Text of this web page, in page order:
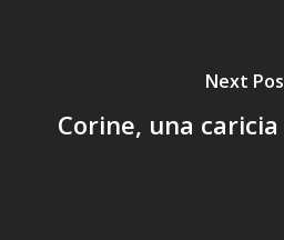
Next
Corine, una